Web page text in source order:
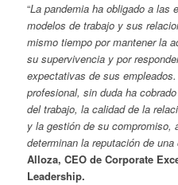
“La pandemia ha obligado a las
modelos de trabajo y sus
mismo tiempo por mantener la
su supervivencia y por
expectativas de sus
profesional, sin duda ha
del trabajo, la calidad de la
y la gestión de su compromiso,
determinan la reputación de una
Alloza, CEO de Corporate
Leadership.